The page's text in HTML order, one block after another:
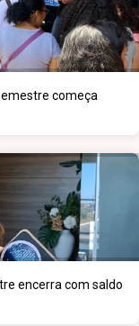
começa
encerra com saldo